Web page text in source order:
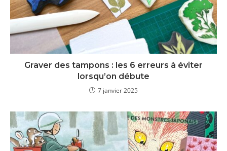
Graver des tampons : les 6 erreurs à éviter
lorsqu’on débute
7 janvier 2025